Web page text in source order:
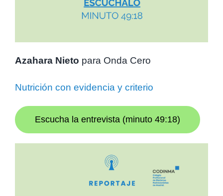
Azahara Nieto para Onda Cero
Nutrición con evidencia y criterio
Escucha la entrevista (minuto 49:18)